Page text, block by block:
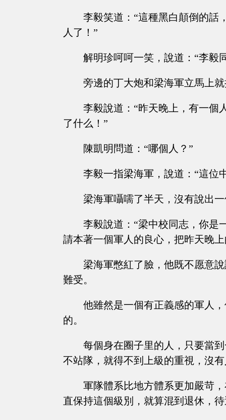
李毅笑道：“這種黑白顛倒的話
人了！”
解明珍呵呵一笑，說道：“李毅
旁邊的丁大炮和梁海軍立馬上
李毅說道：“昨天晚上，有一個
了什么！”
陳凱明問道：“哪個人？”
李毅一指梁海軍，說道：“這位
梁海軍囁嚅了半天，沒有說出
李毅說道：“梁中校同志，你是
請本著一個軍人的良心，把昨天晚
梁海軍憋紅了臉，他既不愿意
難受。
他雖然是一個有正義感的軍人
的。
每個身在圈子里的人，只要當
不站隊，就得不到上級的重視，沒
軍隊體系比地方體系更加嚴苛
直保持這個級別，就算混到退休，